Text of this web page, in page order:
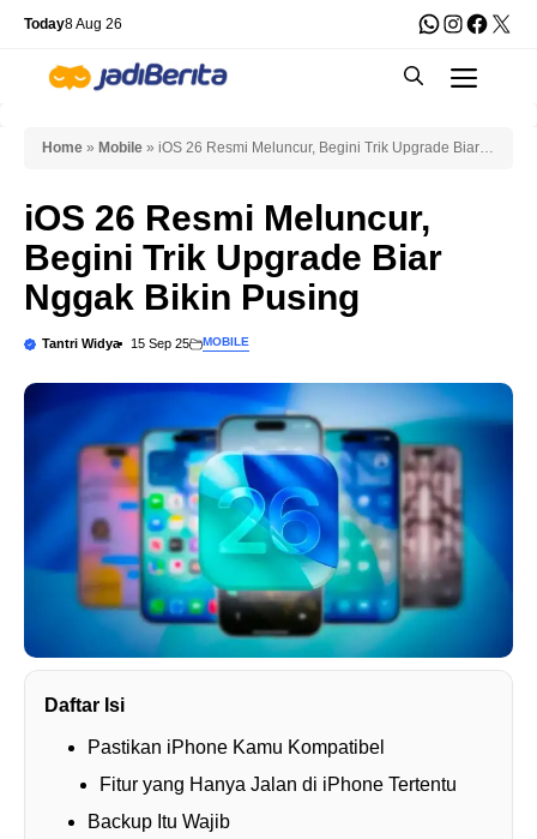
Skip
content
Today8 Aug 26 WhatsApp
X
Home » Mobile » iOS 26 Resmi Meluncur, Begini Trik Upgrade Biar
iOS 26 Resmi Meluncur,
Begini Trik Upgrade Biar
Nggak Bikin Pusing
Tantri Widya 15 Sep 25 MOBILE
Daftar Isi
Pastikan iPhone Kamu Kompatibel
Fitur yang Hanya Jalan di iPhone Tertentu
Backup Itu Wajib